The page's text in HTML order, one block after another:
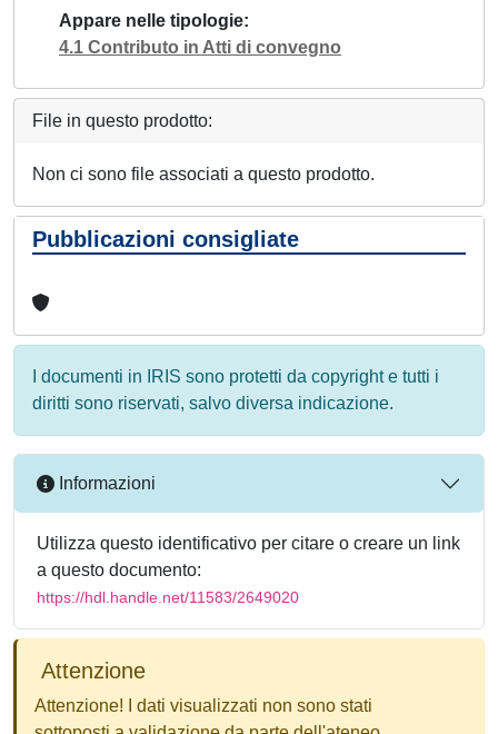
Appare nelle tipologie
4.1 Contributo in Atti di convegno
File in questo prodotto:
Non ci sono file associati a questo prodotto.
Pubblicazioni consigliate
I documenti in IRIS sono protetti da copyright e tutti i
diritti sono riservati, salvo diversa indicazione.
Informazioni
Utilizza questo identificativo per citare o creare un link
a questo documento:
https://hdl.handle.net/11583/2649020
Attenzione
Attenzione! I dati visualizzati non sono stati